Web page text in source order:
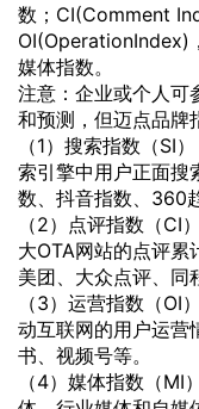
数；CI(Comment
OI(OperationIndex)
媒体指数。
注意：企业或个人可
和预测，但迈点品牌
（1）搜索指数（SI
索引擎中用户正面搜
数、抖音指数、360
（2）点评指数（CI
大OTA网站的点评累
美团、大众点评、同
（3）运营指数（OI
动互联网的用户运营
书、视频号等。
（4）媒体指数（